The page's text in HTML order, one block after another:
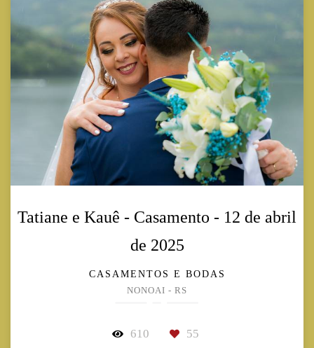
Tatiane e Kauê - Casamento - 12 de abril
de 2025
CASAMENTOS E BODAS
NONOAI - RS
610 55